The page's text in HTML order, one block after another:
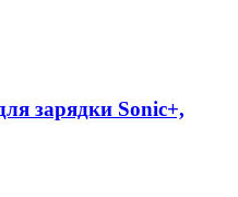
зарядки Sonic+,